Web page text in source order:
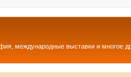
международные выставки и